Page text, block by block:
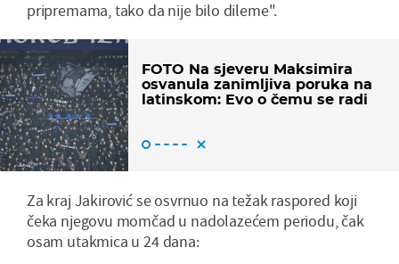
pripremama, tako da nije bilo dileme".
FOTO Na sjeveru Maksimira
osvanula zanimljiva poruka na
latinskom: Evo o čemu se radi
Za kraj Jakirović se osvrnuo na težak raspored koji
čeka njegovu momčad u nadolazećem periodu, čak
osam utakmica u 24 dana: